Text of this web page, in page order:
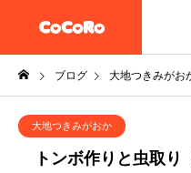
ブログ 大地つきみがお
大地つきみがおか
トンボ作りと虫取り